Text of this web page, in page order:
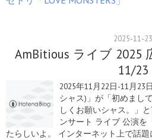
2025-11-23
AmBitious ライブ 2025
11/23
2025年11月22日-11月23
シャス)」が「初めまし
しくお願いシャス。」
ンサート ライブ 公演を
たらしいよ。 インターネット上で話